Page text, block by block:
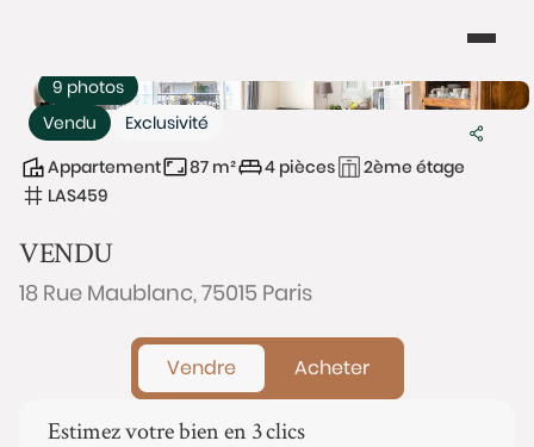
Vendu Exclusivité
9 photos
Appartement 87 m² 4 pièces
2ème étage
LAS459
VENDU
18 Rue Maublanc, 75015 Paris
Vendre Acheter
Estimez votre bien en 3 clics